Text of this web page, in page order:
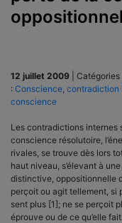
12 juillet 2009 Catégories
: Conscience contradiction
conscience
Les contradictions internes
conscience résolutoire,
rivales, se trouve dès lors
haut niveau, s’élevant à
distinctive, oppositionnelle
perçoit ou agit tellement, si
sent plus [1]; ne se perçoit
éprouve ou de ce qu’elle